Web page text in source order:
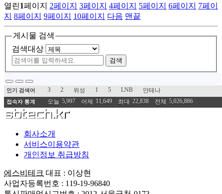
열린1페이지 2페이지 3페이지 4페이지 5페이지 6페이지 7페이
지 8페이지 9페이지 10페이지 다음 맨끝
게시물 검색
검색대상
검색
인기 검색어 3 2 위성 1 5 LNB 안테나
접속자 통계 오늘 5,997 어제 11,649 최대 22,838 전체 5,026,886
회사소개
서비스이용약관
개인정보 취급방침
에스비테크 대표 : 이상현
사업자등록번호 : 119-19-96840